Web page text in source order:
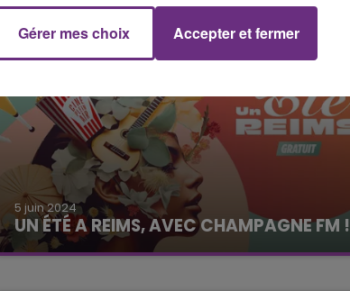
5 juin 2024
UN ÉTÉ A REIMS, AVEC CHAMPAGNE FM !
Gérer mes choix Accepter et fermer